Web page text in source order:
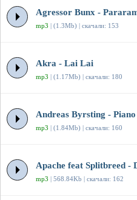
Agressor Bunx -
mp3 | (1.3Mb) | скачали: 153
Akra - Lai Lai
mp3 | (1.17Mb) | скачали: 180
Andreas Byrsting -
mp3 | (1.84Mb) | скачали: 160
Apache feat Splitbreed -
mp3 | 568.84Kb | скачали: 162